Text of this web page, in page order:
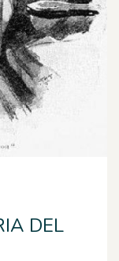
DEL